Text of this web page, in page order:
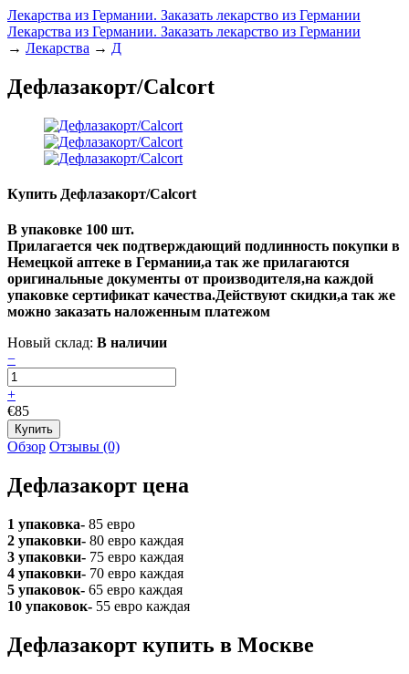
Лекарства из Германии. Заказать лекарство из Германии
Лекарства из Германии. Заказать лекарство из Германии
→ Лекарства → Д
Дефлазакорт/Calcort
Купить Дефлазакорт/Calcort
В упаковке 100 шт.
Прилагается чек подтверждающий подлинность покупки в
Немецкой аптеке в Германии,а так же прилагаются
оригинальные документы от производителя,на каждой
упаковке сертификат качества.Действуют скидки,а так же
можно заказать наложенным платежом
Новый склад: В наличии
−
+
€85
Обзор Отзывы (0)
Дефлазакорт цена
1 упаковка- 85 евро
2 упаковки- 80 евро каждая
3 упаковки- 75 евро каждая
4 упаковки- 70 евро каждая
5 упаковок- 65 евро каждая
10 упаковок- 55 евро каждая
Дефлазакорт купить в Москве